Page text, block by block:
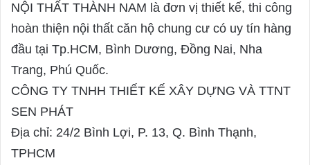
NỘI THẤT THÀNH NAM là đơn vị thiết kế, thi công
hoàn thiện nội thất căn hộ chung cư có uy tín hàng
đầu tại Tp.HCM, Bình Dương, Đồng Nai, Nha
Trang, Phú Quốc.
CÔNG TY TNHH THIẾT KẾ XÂY DỰNG VÀ TTNT
SEN PHÁT
Địa chỉ: 24/2 Bình Lợi, P. 13, Q. Bình Thạnh,
TPHCM